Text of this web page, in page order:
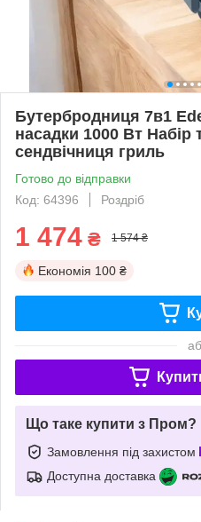
Бутербродниця 7в1
насадки 1000 Вт Набір
сендвічниця гриль
Готово до відправки
Код: 64396
Роздріб
1 474 ₴ 1 574 ₴
Економія 100 ₴
Що таке купити з Пром?
Замовлення під захистом
Доступна доставка